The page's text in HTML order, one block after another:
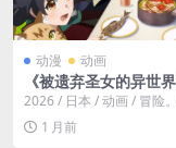
动漫 动画
《被遗弃圣女的异世
2026 / 日本 / 动画 / 冒险
少女高中生们被召唤走了
个人...1 月前